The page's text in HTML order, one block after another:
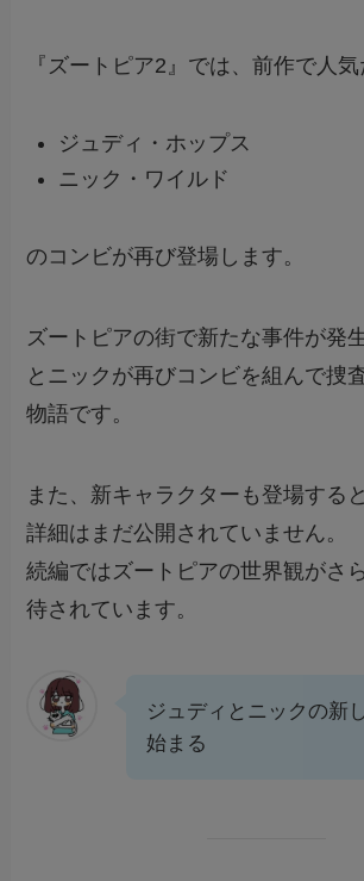
『ズートピア2』では、前作で人
ジュディ・ホップス
ニック・ワイルド
のコンビが再び登場します。
ズートピアの街で新たな事件が発
とニックが再びコンビを組んで捜
物語です。
また、新キャラクターも登場する
詳細はまだ公開されていません。
続編ではズートピアの世界観がさ
待されています。
ジュディとニックの新
始まる